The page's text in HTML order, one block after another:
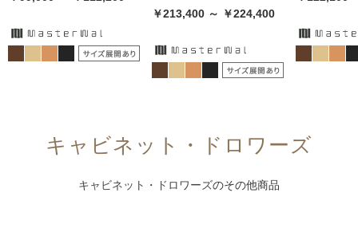
￥213,400 ～ ￥224,400
キャビネット・ドロワーズ
キャビネット・ドロワーズのその他商品